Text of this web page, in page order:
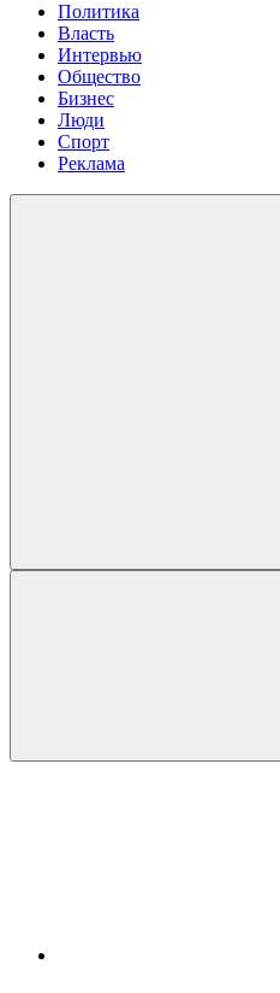
Политика
Власть
Интервью
Общество
Бизнес
Люди
Спорт
Реклама